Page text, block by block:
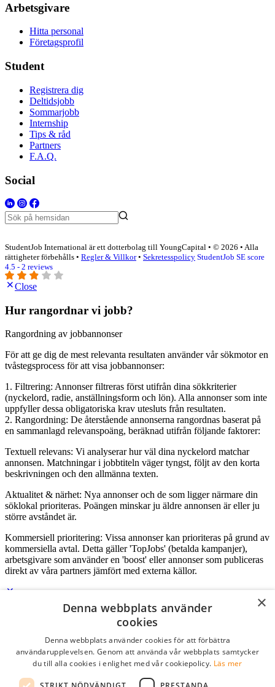
Arbetsgivare
Hitta personal
Företagsprofil
Student
Registrera dig
Deltidsjobb
Sommarjobb
Internship
Tips & råd
Partners
F.A.Q.
Social
StudentJob International är ett dotterbolag till YoungCapital • © 2026 • Alla
rättigheter förbehålls • Regler & Villkor• Sekretesspolicy StudentJob SE score
4.5 - 2 reviews
Close
Hur rangordnar vi jobb?
Rangordning av jobbannonser
För att ge dig de mest relevanta resultaten använder vår sökmotor en
tvåstegsprocess för att visa jobbannonser:
1. Filtrering: Annonser filtreras först utifrån dina sökkriterier
(nyckelord, radie, anställningsform och lön). Alla annonser som inte
uppfyller dessa obligatoriska krav utesluts från resultaten.
2. Rangordning: De återstående annonserna rangordnas baserat på
en sammanlagd relevanspoäng, beräknad utifrån följande faktorer:
Textuell relevans: Vi analyserar hur väl dina nyckelord matchar
annonsen. Matchningar i jobbtiteln väger tyngst, följt av den korta
beskrivningen och den allmänna texten.
Aktualitet & närhet: Nya annonser och de som ligger närmare din
söklokal prioriteras. Poängen minskar ju äldre annonsen är eller ju
större avståndet är.
Kommersiell prioritering: Vissa annonser kan prioriteras på grund av
kommersiella avtal. Detta gäller 'TopJobs' (betalda kampanjer),
arbetsgivare som använder en 'boost' eller annonser som publiceras
direkt av våra partners jämfört med externa källor.
Lösenord
×
Denna webbplats använder
cookies
Denna webbplats använder cookies för att förbättra
användarupplevelsen. Genom att använda vår webbplats samtycker
du till alla cookies i enlighet med vår cookiepolicy. Läs mer